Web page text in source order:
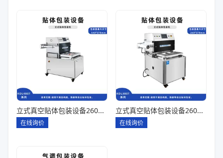
立式真空贴体包装设备260*180一出四
在线询价
立式真空贴体包装设备260*180一出二
在线询价